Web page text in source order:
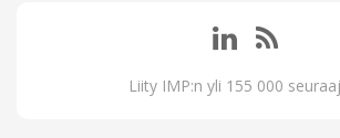
Liity IMP:n yli 155 000